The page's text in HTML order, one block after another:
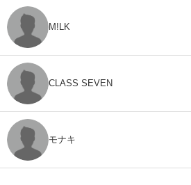
M!LK
CLASS SEVEN
モナキ